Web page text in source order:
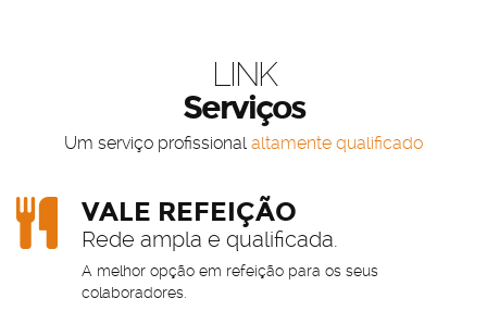
LINK
Serviços
Um serviço profissional altamente qualificado
VALE REFEIÇÃO
Rede ampla e qualificada.
A melhor opção em refeição para os seus
colaboradores.